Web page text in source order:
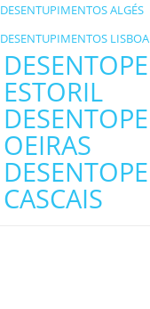
DESENTUPIMENTOS ALGÉS
DESENTUPIMENTOS LISBOA
DESENTOPE
ESTORIL
DESENTOPE
OEIRAS
DESENTOPE
CASCAIS